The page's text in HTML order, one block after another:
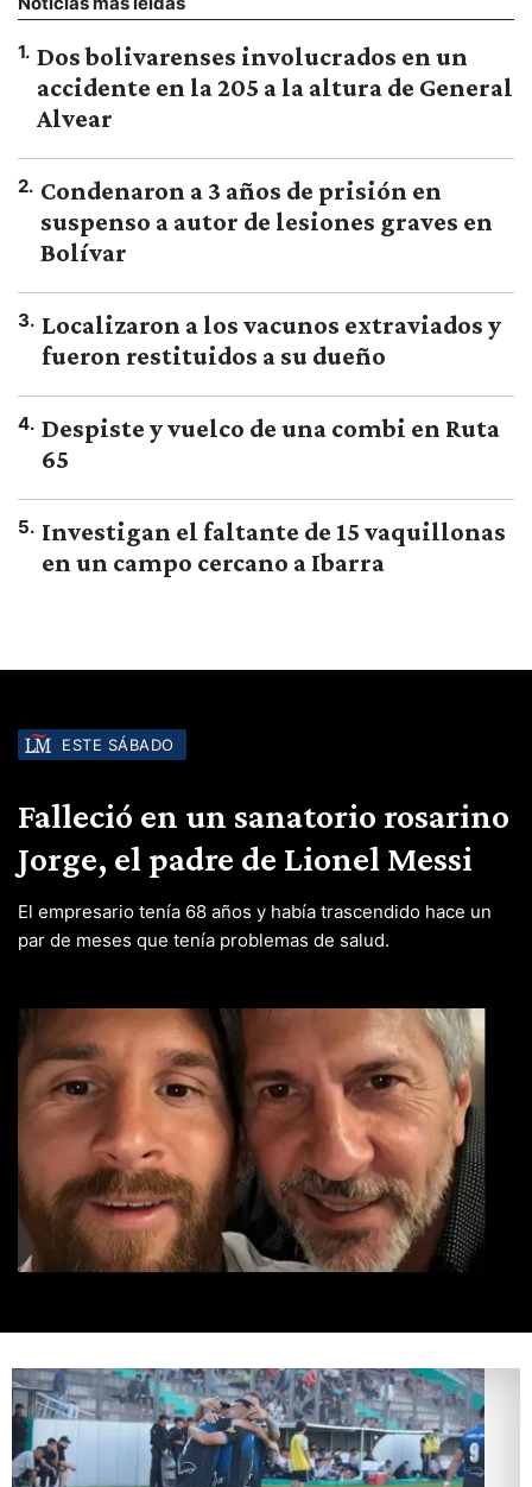
1. Dos bolivarenses involucrados en un
accidente en la 205 a la altura de General
Alvear
2. Condenaron a 3 años de prisión en
suspenso a autor de lesiones graves en
Bolívar
3. Localizaron a los vacunos extraviados y
fueron restituidos a su dueño
4. Despiste y vuelco de una combi en Ruta
65
5. Investigan el faltante de 15 vaquillonas
en un campo cercano a Ibarra
ESTE SÁBADO
Falleció en un sanatorio rosarino
Jorge, el padre de Lionel Messi
El empresario tenía 68 años y había trascendido hace un
par de meses que tenía problemas de salud.